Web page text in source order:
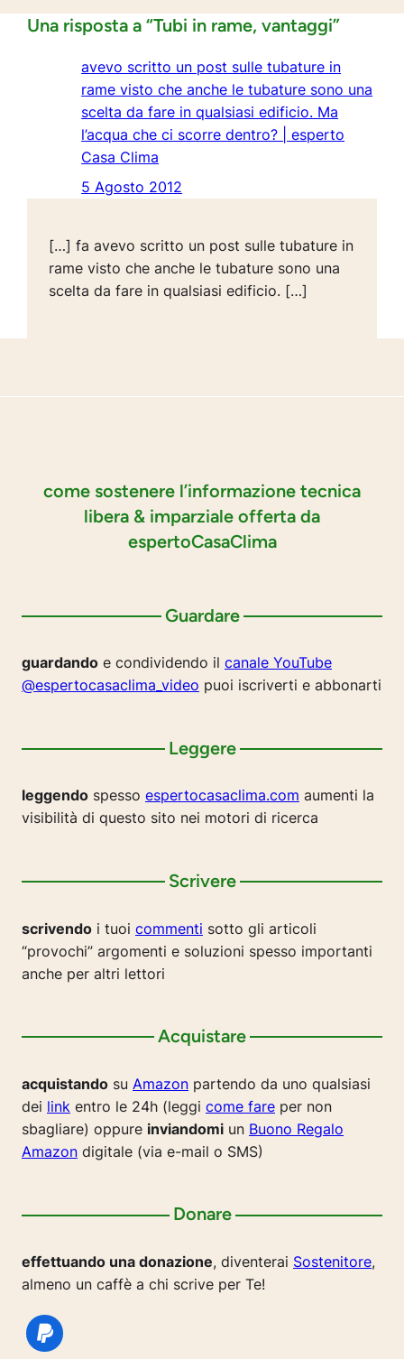
Una risposta a “Tubi in rame, vantaggi”
avevo scritto un post sulle tubature in
rame visto che anche le tubature sono una
scelta da fare in qualsiasi edificio. Ma
l’acqua che ci scorre dentro? | esperto
Casa Clima
5 Agosto 2012
[…] fa avevo scritto un post sulle tubature in
rame visto che anche le tubature sono una
scelta da fare in qualsiasi edificio. […]
come sostenere l’informazione tecnica
libera & imparziale offerta da
espertoCasaClima
Guardare
guardando e condividendo il canale YouTube
@espertocasaclima_video puoi iscriverti e abbonarti
Leggere
leggendo spesso espertocasaclima.com aumenti la
visibilità di questo sito nei motori di ricerca
Scrivere
scrivendo i tuoi commenti sotto gli articoli
“provochi” argomenti e soluzioni spesso importanti
anche per altri lettori
Acquistare
acquistando su Amazon partendo da uno qualsiasi
dei link entro le 24h (leggi come fare per non
sbagliare) oppure inviandomi un Buono Regalo
Amazon digitale (via e-mail o SMS)
Donare
effettuando una donazione, diventerai Sostenitore,
almeno un caffè a chi scrive per Te!